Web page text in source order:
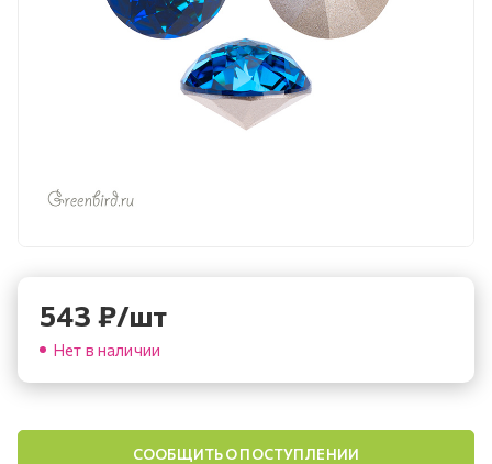
543 ₽/шт
Нет в наличии
СООБЩИТЬ О ПОСТУПЛЕНИИ